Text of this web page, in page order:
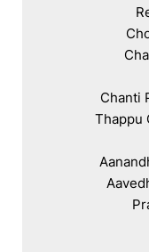
Chanti
Thappu